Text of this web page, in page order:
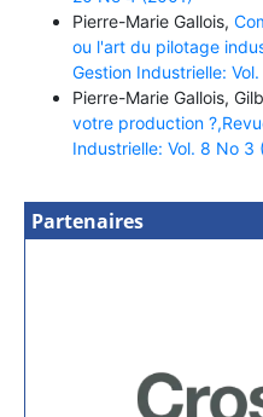
Pierre-Marie Gallois,
ou l'art du pilotage
Gestion Industrielle:
Pierre-Marie Gallois,
votre production
Industrielle: Vol. 8 No 3
Partenaires